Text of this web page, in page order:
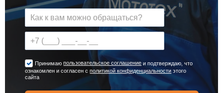
Принимаюпользовательское соглашение и подтверждаю, что
ознакомлен и согласен сполитикой конфиденциальности этого
сайта